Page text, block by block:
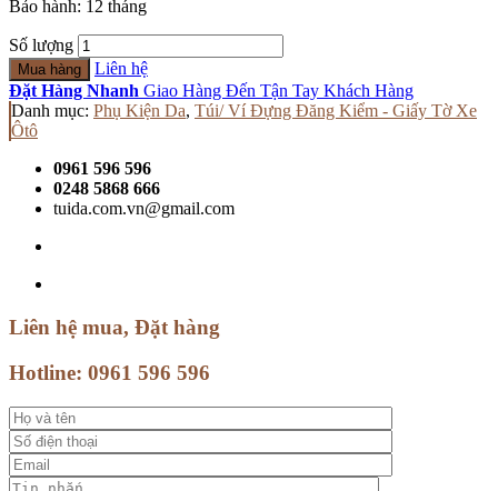
Bảo hành: 12 tháng
Số lượng
Mua hàng
Liên hệ
Đặt Hàng Nhanh Giao Hàng Đến Tận Tay Khách Hàng
Danh mục: Phụ Kiện Da, Túi/ Ví Đựng Đăng Kiểm - Giấy Tờ Xe
Ôtô
0961 596 596
0248 5868 666
tuida.com.vn@gmail.com
Liên hệ mua, Đặt hàng
Hotline: 0961 596 596